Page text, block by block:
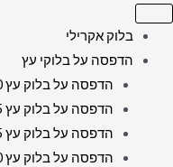
בלוק אקרילי
הדפסה על בלוקי עץ
הדפסה על בלוק עץ 10X10 ס"מ
הדפסה על בלוק עץ 10X15 ס"מ
הדפסה על בלוק עץ 15X15 ס"מ
הדפסה על בלוק עץ 15X20 ס”מ
קנבס
או
זכוכית